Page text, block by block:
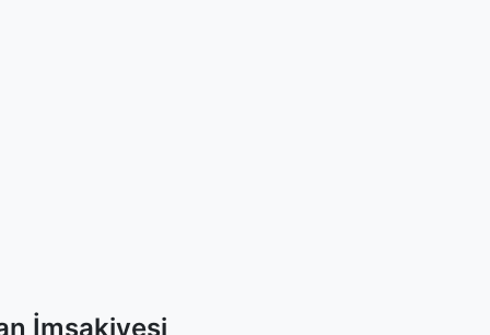
İmsakiyesi